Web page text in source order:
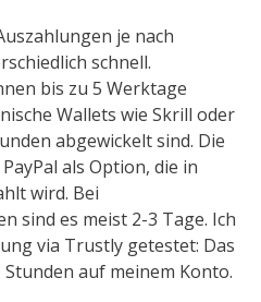
je nach
schnell.
bis zu 5 Werktage
Wallets wie Skrill oder
abgewickelt sind. Die
als Option, die in
wird. Bei
sind es meist 2-3 Tage. Ich
via Trustly getestet: Das
auf meinem Konto.